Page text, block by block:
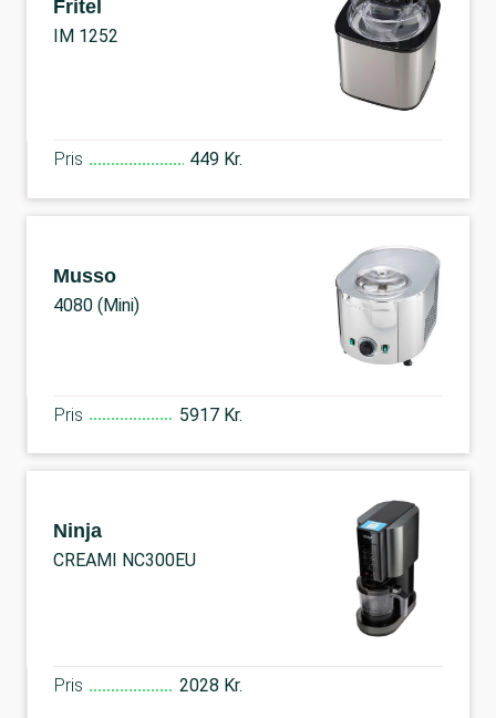
Fritel
IM 1252
Pris 449 Kr.
Musso
4080 (Mini)
Pris 5917 Kr.
Ninja
CREAMI NC300EU
Pris 2028 Kr.